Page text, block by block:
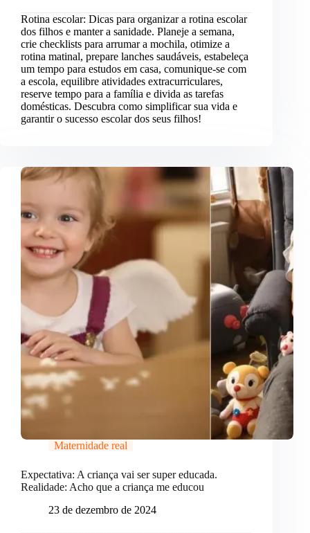
Rotina escolar: Dicas para organizar a rotina escolar
dos filhos e manter a sanidade. Planeje a semana,
crie checklists para arrumar a mochila, otimize a
rotina matinal, prepare lanches saudáveis, estabeleça
um tempo para estudos em casa, comunique-se com
a escola, equilibre atividades extracurriculares,
reserve tempo para a família e divida as tarefas
domésticas. Descubra como simplificar sua vida e
garantir o sucesso escolar dos seus filhos!
Maternidade real
Expectativa: A criança vai ser super educada.
Realidade: Acho que a criança me educou
23 de dezembro de 2024